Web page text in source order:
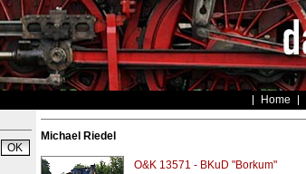
Home
Michael Riedel
O&K 13571 - BKuD "Borkum"